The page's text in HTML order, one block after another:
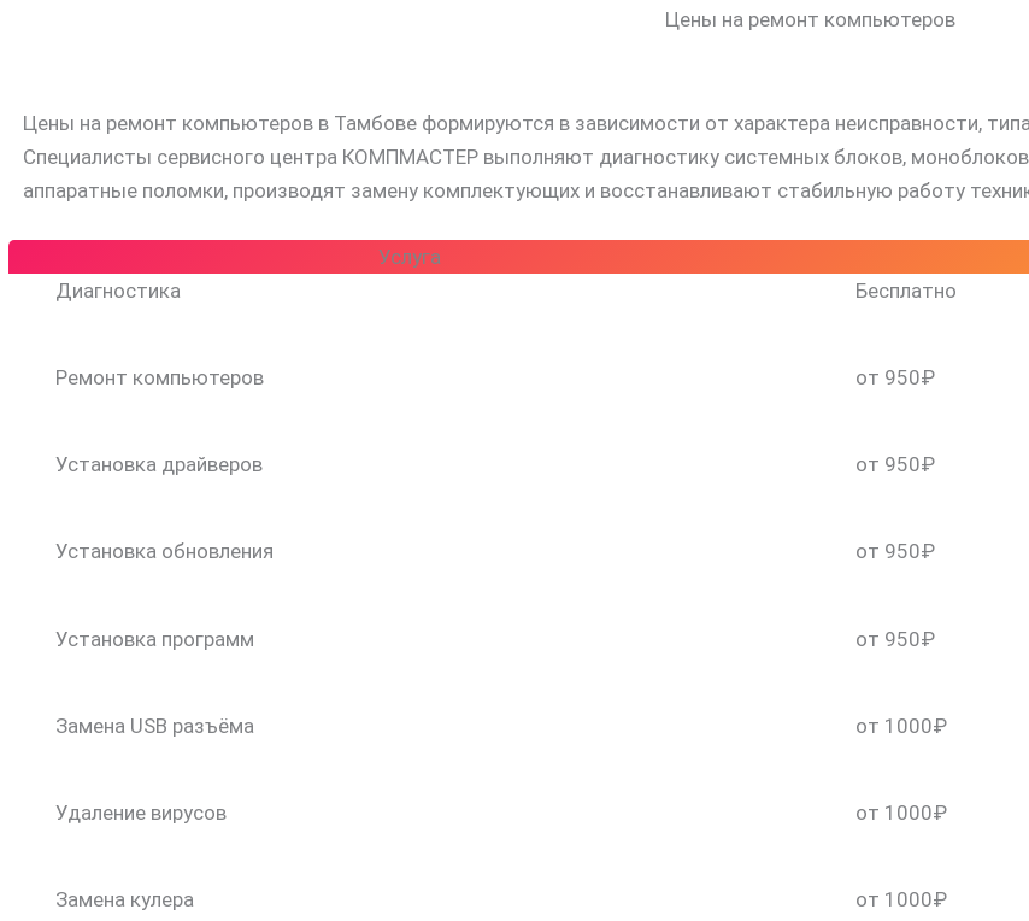
Цены на ремонт компьютеров
Цены на ремонт компьютеров в Тамбове формируются в зависимости от характера неисправности,
Специалисты сервисного центра КОМПМАСТЕР выполняют диагностику системных блоков,
аппаратные поломки, производят замену комплектующих и восстанавливают стабильную работу
Услуга
Диагностика
Бесплатно
Ремонт компьютеров от 950₽
Установка драйверов от 950₽
Установка обновления от 950₽
Установка программ от 950₽
Замена USB разъёма от 1000₽
Удаление вирусов от 1000₽
Замена кулера от 1000₽